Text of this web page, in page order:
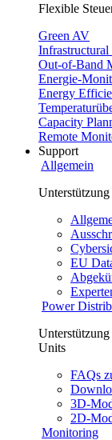
Flexible
Green AV
Infrastructural
Out-of-Band
Energie-
Energy
Capacity
Remote
Support
Allgemein
EU
Power
Units
FAQs
3D-
2D-
Monitoring